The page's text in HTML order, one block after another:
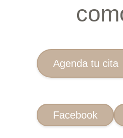
Agenda tu cita
Facebook